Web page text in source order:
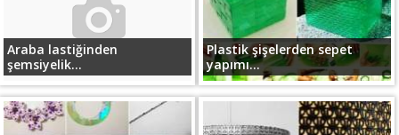
Araba lastiğinden
şemsiyelik...
Plastik şişelerden sepet
yapımı...